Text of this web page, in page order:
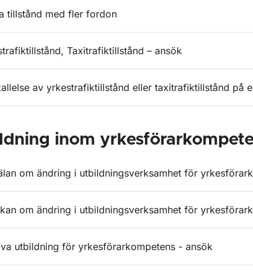
tillstånd med fler fordon
Taxitrafiktillstånd – ansök
av yrkestrafiktillstånd eller taxitrafiktillstånd på
inom
om ändring i utbildningsverksamhet för
om ändring i utbildningsverksamhet för
utbildning för yrkesförarkompetens - ansök